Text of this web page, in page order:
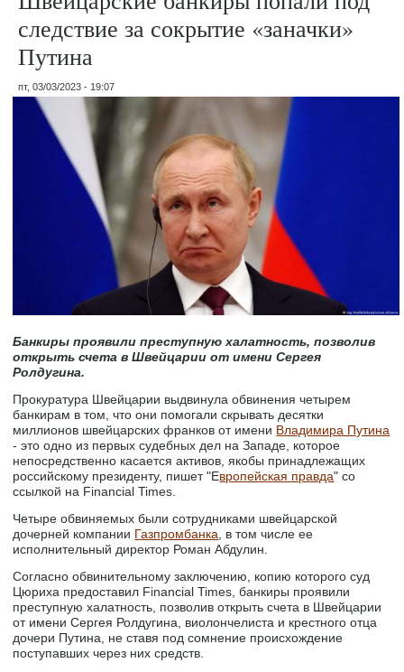
следствие за сокрытие «заначки»
Путина
пт, 03/03/2023 - 19:07
Банкиры проявили преступную халатность, позволив
открыть счета в Швейцарии от имени Сергея
Ролдугина.
Прокуратура Швейцарии выдвинула обвинения четырем
банкирам в том, что они помогали скрывать десятки
миллионов швейцарских франков от имени Владимира Путина
- это одно из первых судебных дел на Западе, которое
непосредственно касается активов, якобы принадлежащих
российскому президенту, пишет "Европейская правда" со
ссылкой на Financial Times.
Четыре обвиняемых были сотрудниками швейцарской
дочерней компании Газпромбанка , в том числе ее
исполнительный директор Роман Абдулин.
Согласно обвинительному заключению, копию которого суд
Цюриха предоставил Financial Times, банкиры проявили
преступную халатность, позволив открыть счета в Швейцарии
от имени Сергея Ролдугина, виолончелиста и крестного отца
дочери Путина, не ставя под сомнение происхождение
поступавших через них средств.